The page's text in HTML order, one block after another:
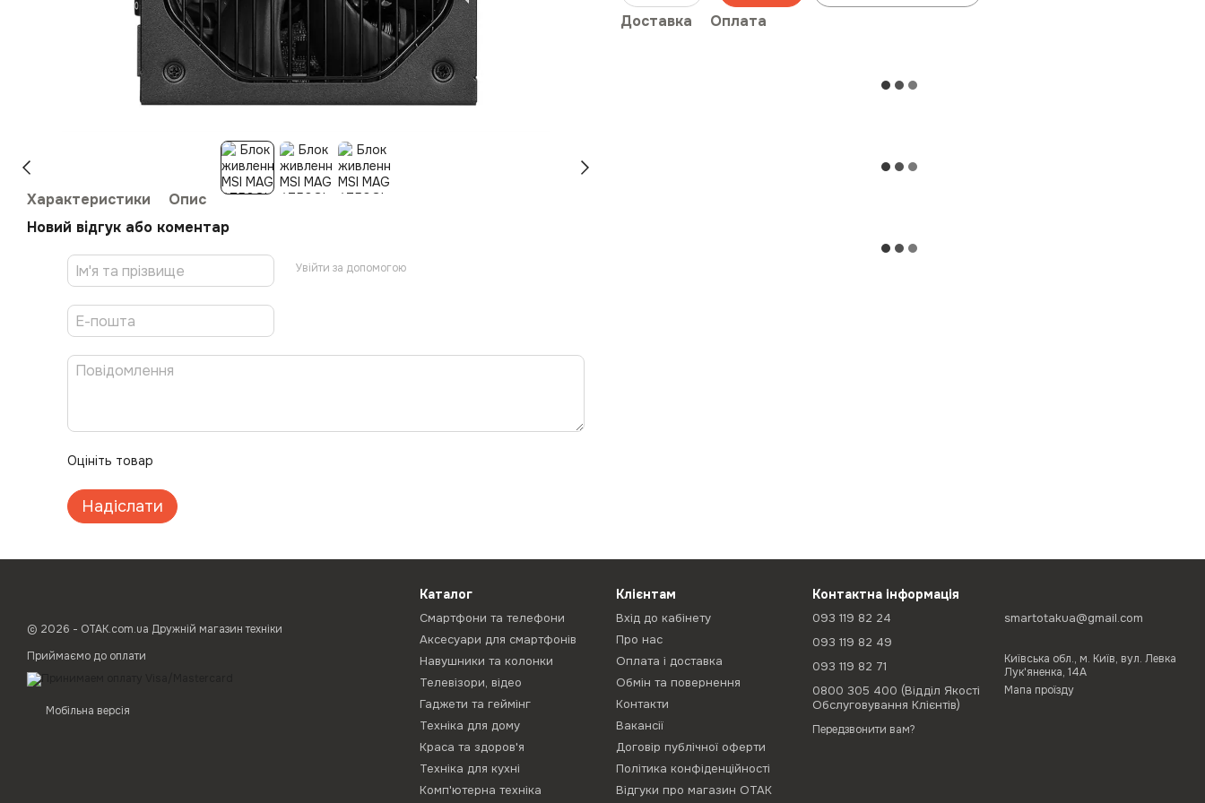
Характеристики
Опис
Новий відгук або коментар
Увійти за допомогою
Оцініть товар
Надіслати
Доставка Оплата
© 2026 - ОТАК.com.ua Дружній магазин техніки
Приймаємо до оплати
Мобільна версія
Каталог
Смартфони та телефони
Аксесуари для смартфонів
Навушники та колонки
Телевізори, відео
Гаджети та геймінг
Техніка для дому
Краса та здоров'я
Техніка для кухні
Комп'ютерна техніка
Клієнтам
Вхід до кабінету
Про нас
Оплата і доставка
Обмін та повернення
Контакти
Вакансії
Договір публічної оферти
Політика конфіденційності
Відгуки про магазин ОТАК
Контактна інформація
093 119 82 24
093 119 82 49
093 119 82 71
0800 305 400 (Відділ Якості
Обслуговування Клієнтів)
Передзвонити вам?
smartotakua@gmail.com
Київська обл., м. Київ, вул. Левка
Лук'яненка, 14А
Мапа проїзду